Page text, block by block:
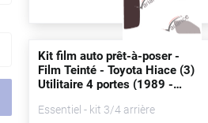
Kit film auto prêt-à-poser -
Film Teinté - Toyota Hiace (3)
Utilitaire 4 portes(1989 -
Essentiel - kit 3/4 arrière